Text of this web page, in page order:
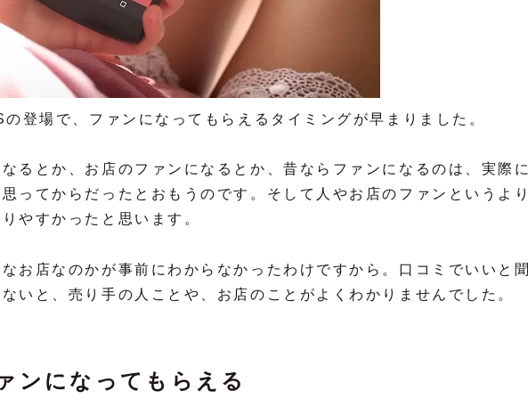
登場で、ファンになってもらえるタイミングが早まりました。
るとか、お店のファンになるとか、昔ならファンになるのは、実際
ってからだったとおもうのです。そして人やお店のファンというより
やすかったと思います。
お店なのかが事前にわからなかったわけですから。口コミでいいと
いと、売り手の人ことや、お店のことがよくわかりませんでした。
ンになってもらえる